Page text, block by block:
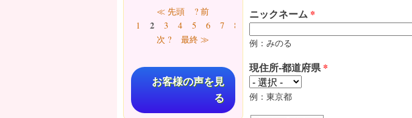
ニックネーム *
例：みのる
現住所-都道府県*
例：東京都
ページ≪ 先頭
? 前
1
2 3 4 5 6 7 8 9 …
次 ?
最終 ≫
お客様の声を見
る